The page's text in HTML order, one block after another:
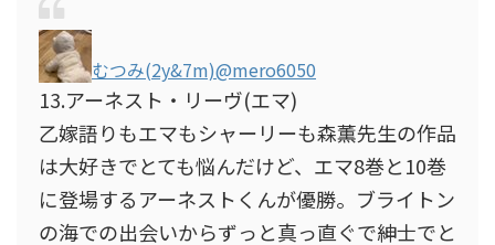
むつみ(2y&7m)@mero6050
13.アーネスト・リーヴ(エマ)
乙嫁語りもエマもシャーリーも森薫先生の作品
は大好きでとても悩んだけど、エマ8巻と10巻
に登場するアーネストくんが優勝。ブライトン
の海での出会いからずっと真っ直ぐで紳士でと